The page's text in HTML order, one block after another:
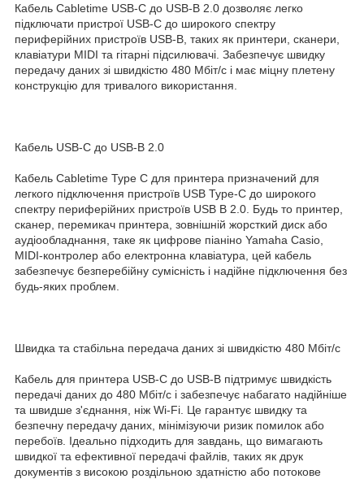
Кабель Cabletime USB-C до USB-B 2.0 дозволяє легко
підключати пристрої USB-C до широкого спектру
периферійних пристроїв USB-B, таких як принтери, сканери,
клавіатури MIDI та гітарні підсилювачі. Забезпечує швидку
передачу даних зі швидкістю 480 Мбіт/с і має міцну плетену
конструкцію для тривалого використання.
Кабель USB-C до USB-B 2.0
Кабель Cabletime Type C для принтера призначений для
легкого підключення пристроїв USB Type-C до широкого
спектру периферійних пристроїв USB B 2.0. Будь то принтер,
сканер, перемикач принтера, зовнішній жорсткий диск або
аудіообладнання, таке як цифрове піаніно Yamaha Casio,
MIDI-контролер або електронна клавіатура, цей кабель
забезпечує безперебійну сумісність і надійне підключення без
будь-яких проблем.
Швидка та стабільна передача даних зі швидкістю 480 Мбіт/с
Кабель для принтера USB-C до USB-B підтримує швидкість
передачі даних до 480 Мбіт/с і забезпечує набагато надійніше
та швидше з'єднання, ніж Wi-Fi. Це гарантує швидку та
безпечну передачу даних, мінімізуючи ризик помилок або
перебоїв. Ідеально підходить для завдань, що вимагають
швидкої та ефективної передачі файлів, таких як друк
документів з високою роздільною здатністю або потокове